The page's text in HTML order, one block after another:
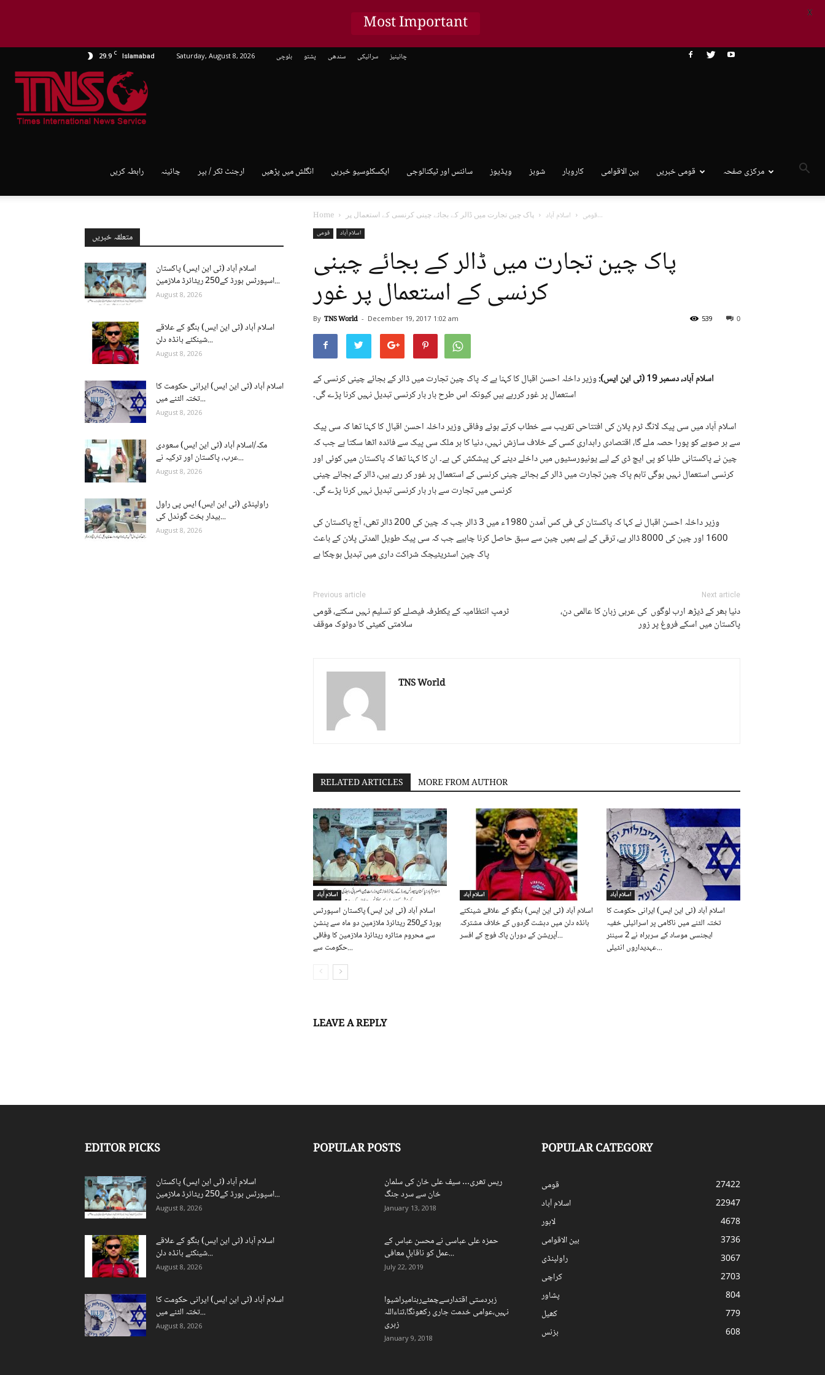
29.9 C Islamabad Saturday, August 8, 2026 بلوچی پشتو سندھی سرائیکی چائینیز
رابطہ کریں چائینہ ارجنٹ ٹکر / بپر انگلش میں پڑھیں ایکسکلوسیو خبریں سائنس اور ٹیکنالوجی ویڈیوز شوبز کاروبار بین الاقوامی قومی خبریں مرکزی صفحہ
Home قومی اسلام آباد
پاک چین تجارت میں ڈالر کے بجائے چینی کرنسی کے استعمال پر...
قومی
اسلام آباد
پاک چین تجارت میں ڈالر کے بجائے چینی
کرنسی کے استعمال پر غور
By TNS World - December 19, 2017 1:02 am 0
539
اسلام آباد، دسمبر 19 (ٹی این ایس):
وزیر داخلہ احسن اقبال کا کہنا ہے کہ پاک چین تجارت میں ڈالر کے بجائے چینی کرنسی کے
استعمال پر غور کررہے ہیں کیونکہ اس طرح بار بار کرنسی تبدیل نہیں کرنا پڑے گی۔
اسلام آباد میں سی پیک لانگ ٹرم پلان کی افتتاحی تقریب سے خطاب کرتے ہوئے وفاقی وزیر داخلہ احسن اقبال کا کہنا تھا کہ سی پیک
سے ہر صوبے کو پورا حصہ ملے گا، اقتصادی راہداری کسی کے خلاف سازش نہیں، دنیا کا ہر ملک سی پیک سے فائدہ اٹھا سکتا ہے جب کہ
چین نے پاکستانی طلبا کو پی ایچ ڈی کے لیے یونیورسٹیوں میں داخلے دینے کی پیشکش کی ہے۔ ان کا کہنا تھا کہ پاکستان میں کوئی اور
کرنسی استعمال نہیں ہوگی تاہم پاک چین تجارت میں ڈالر کے بجائے چینی کرنسی کے استعمال پر غور کر رہے ہیں، ڈالر کے بجائے چینی
کرنسی میں تجارت سے بار بار کرنسی تبدیل نہیں کرنا پڑے گی۔
وزیر داخلہ احسن اقبال نے کہا کہ پاکستان کی فی کس آمدن 1980ء میں 3 ڈالر جب کہ چین کی 200 ڈالر تھی، آج پاکستان کی
1600 اور چین کی 8000 ڈالر ہے، ترقی کے لیے ہمیں چین سے سبق حاصل کرنا چاہیے جب کہ سی پیک طویل المدتی پلان کے باعث
پاک چین اسٹریٹیجک شراکت داری میں تبدیل ہوچکا ہے
Previous article
ٹرمپ انتظامیہ کے یکطرفہ فیصلے کو تسلیم نہیں سکتے، قومی
Next article
دنیا بھر کے ڈیڑھ ارب لوگوں کی عربی زبان کا عالمی دن،
پاکستان میں اسکے فروغ پر زور
TNS World
RELATED ARTICLES MORE FROM AUTHOR
اسلام آباد
اسلام آباد (ٹی این ایس) پاکستان اسپورٹس
بورڈ کے250 ریٹائرڈ ملازمین دو ماہ سے پنشن
سے محروم متاثرہ ریٹائرڈ ملازمین کا وفاقی
حکومت سے...
اسلام آباد
اسلام آباد (ٹی این ایس) ہنگو کے علاقے شینکئے
بانڈہ دلن میں دہشت گردوں کے خلاف مشترکہ
آپریشن کے دوران پاک فوج کے افسر...
اسلام آباد
اسلام آباد (ٹی این ایس) ایرانی حکومت کا
تختہ الٹنے میں ناکامی پر اسرائیلی خفیہ
ایجنسی موساد کے سربراہ نے 2 سینئر
عہدیداروں انٹیلی...
LEAVE A REPLY
متعلقہ خبریں
اسلام آباد (ٹی این ایس) پاکستان
اسپورٹس بورڈ کے250 ریٹائرڈ ملازمین...
August 8, 2026
اسلام آباد (ٹی این ایس) ہنگو کے علاقے
شینکئے بانڈہ دلن...
August 8, 2026
اسلام آباد (ٹی این ایس) ایرانی حکومت کا
تختہ الٹنے میں...
August 8, 2026
مکہ/اسلام آباد (ٹی این ایس) سعودی
عرب، پاکستان اور ترکیہ نے...
August 8, 2026
راولپنڈی (ٹی این ایس) ایس پی راول
بیدار بخت گوندل کی...
August 8, 2026
EDITOR PICKS
اسلام آباد (ٹی این ایس) پاکستان
اسپورٹس بورڈ کے250 ریٹائرڈ ملازمین...
August 8, 2026
اسلام آباد (ٹی این ایس) ہنگو کے علاقے
شینکئے بانڈہ دلن...
August 8, 2026
اسلام آباد (ٹی این ایس) ایرانی حکومت کا
تختہ الٹنے میں...
August 8, 2026
POPULAR POSTS
ریس تھری… سیف علی خان کی سلمان
خان سے سرد جنگ
January 13, 2018
حمزہ علی عباسی نے محسن عباس کے
عمل کو ناقابلِ معافی...
July 22, 2019
زبردستی اقتدارسےچمٹےرہنامیراشیوا
نہیں،عوامی خدمت جاری رکھونگا،ثناءاللہ
زہری
January 9, 2018
POPULAR CATEGORY
قومی
27422
اسلام آباد
22947
لاہور
4678
بین الاقوامی
3736
راولپنڈی
3067
کراچی
2703
پشاور
804
کھیل
779
بزنس
608
Most Important X